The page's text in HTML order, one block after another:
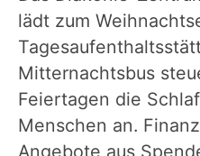
lädt zum
Mitternachtsbus
Feiertagen die
Menschen an.
Angebote aus